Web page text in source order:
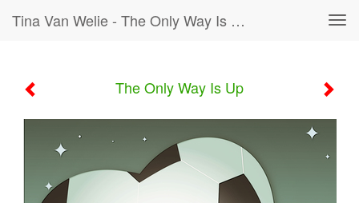
Tina Van Welie - The Only Way Is Up
The Only Way Is Up